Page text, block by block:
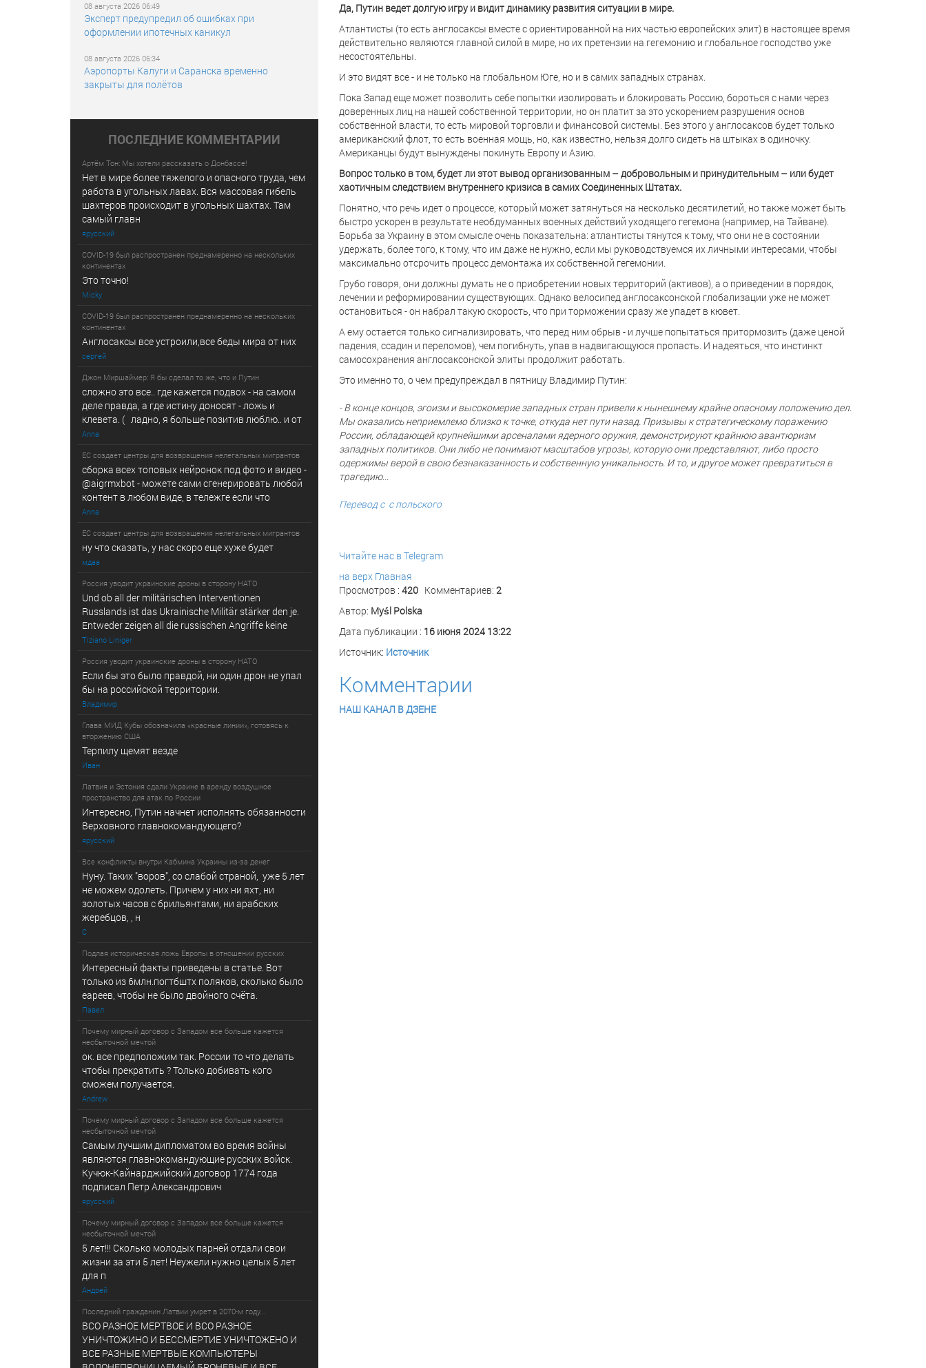
08 августа 2026 06:49
Эксперт предупредил об ошибках при
оформлении ипотечных каникул
08 августа 2026 06:34
Аэропорты Калуги и Саранска временно
закрыты для полётов
ПОСЛЕДНИE КОММЕНТАРИИ
Артём Тон: Мы хотели рассказать о Донбассе!
Нет в мире более тяжелого и опасного труда, чем
работа в угольных лавах. Вся массовая гибель
шахтеров происходит в угольных шахтах. Там
самый главн
ярусский
COVID-19 был распространен преднамеренно на нескольких
континентах
Это точно!
Micky
COVID-19 был распространен преднамеренно на нескольких
континентах
Англосаксы все устроили,все беды мира от них
сергей
Джон Миршаймер: Я бы сделал то же, что и Путин
сложно это все.. где кажется подвох - на самом
деле правда, а где истину доносят - ложь и
клевета. ( ладно, я больше позитив люблю.. и от
Anna
ЕС создает центры для возвращения нелегальных мигрантов
сборка всех топовых нейронок под фото и видео -
@­a­i­­gr­mx­b­­o­t - можете сами сгенерировать любой
контент в любом виде, в т­ележг­е е­сл­и ч­то
Anna
ЕС создает центры для возвращения нелегальных мигрантов
ну что сказать, у нас скоро еще хуже будет
мдаа
Россия уводит украинские дроны в сторону НАТО
Und ob all der militärischen Interventionen
Russlands ist das Ukrainische Militär stärker den je.
Entweder zeigen all die russischen Angriffe keine
Tiziano Liniger
Россия уводит украинские дроны в сторону НАТО
Если бы это было правдой, ни один дрон не упал
бы на российской территории.
Владимир
Глава МИД Кубы обозначила «красные линии», готовясь к
вторжению США
Терпилу щемят везде
Иван
Латвия и Эстония сдали Украине в аренду воздушное
пространство для атак по России
Интересно, Путин начнет исполнять обязанности
Верховного главнокомандующего?
ярусский
Все конфликты внутри Кабмина Украины из-за денег
Нуну. Таких "воров", со слабой страной, уже 5 лет
не можем одолеть. Причем у них ни яхт, ни
золотых часов с брильянтами, ни арабских
жеребцов, , н
С
Подлая историческая ложь Европы в отношении русских
Интересный факты приведены в статье. Вот
только из 6млн.погтбштх поляков, сколько было
еареев, чтобы не было двойного счёта.
Павел
Почему мирный договор с Западом все больше кажется
несбыточной мечтой
ок. все предположим так. России то что делать
чтобы прекратить ? Только добивать кого
сможем получается.
Andrew
Почему мирный договор с Западом все больше кажется
несбыточной мечтой
Самым лучшим дипломатом во время войны
являются главнокомандующие русских войск.
Кучюк-Кайнарджийский договор 1774 года
подписал Петр Александрович
ярусский
Почему мирный договор с Западом все больше кажется
несбыточной мечтой
5 лет!!! Сколько молодых парней отдали свои
жизни за эти 5 лет! Неужели нужно целых 5 лет
для п
Андрей
Последний гражданин Латвии умрет в 2070-м году...
ВСО РАЗНОЕ МЕРТВОЕ И ВСО РАЗНОЕ
УНИЧТОЖИНО И БЕССМЕРТИЕ УНИЧТОЖЕНО И
ВСЕ РАЗНЫЕ МЕРТВЫЕ КОМПЬЮТЕРЫ
Да, Путин ведет долгую игру и видит динамику развития ситуации в мире.
Атлантисты (то есть англосаксы вместе с ориентированной на них частью европейских элит) в настоящее время
действительно являются главной силой в мире, но их претензии на гегемонию и глобальное господство уже
несостоятельны.
И это видят все - и не только на глобальном Юге, но и в самих западных странах.
Пока Запад еще может позволить себе попытки изолировать и блокировать Россию, бороться с нами через
доверенных лиц на нашей собственной территории, но он платит за это ускорением разрушения основ
собственной власти, то есть мировой торговли и финансовой системы. Без этого у англосаксов будет только
американский флот, то есть военная мощь, но, как известно, нельзя долго сидеть на штыках в одиночку.
Американцы будут вынуждены покинуть Европу и Азию.
Вопрос только в том, будет ли этот вывод организованным – добровольным и принудительным – или будет
хаотичным следствием внутреннего кризиса в самих Соединенных Штатах.
Понятно, что речь идет о процессе, который может затянуться на несколько десятилетий, но также может быть
быстро ускорен в результате необдуманных военных действий уходящего гегемона (например, на Тайване).
Борьба за Украину в этом смысле очень показательна: атлантисты тянутся к тому, что они не в состоянии
удержать, более того, к тому, что им даже не нужно, если мы руководствуемся их личными интересами, чтобы
максимально отсрочить процесс демонтажа их собственной гегемонии.
Грубо говоря, они должны думать не о приобретении новых территорий (активов), а о приведении в порядок,
лечении и реформировании существующих. Однако велосипед англосаксонской глобализации уже не может
остановиться - он набрал такую скорость, что при торможении сразу же упадет в кювет.
А ему остается только сигнализировать, что перед ним обрыв - и лучше попытаться притормозить (даже ценой
падения, ссадин и переломов), чем погибнуть, упав в надвигающуюся пропасть. И надеяться, что инстинкт
самосохранения англосаксонской элиты продолжит работать.
Это именно то, о чем предупреждал в пятницу Владимир Путин:
- В конце концов, эгоизм и высокомерие западных стран привели к нынешнему крайне опасному положению дел.
Мы оказались неприемлемо близко к точке, откуда нет пути назад. Призывы к стратегическому поражению
России, обладающей крупнейшими арсеналами ядерного оружия, демонстрируют крайнюю авантюризм
западных политиков. Они либо не понимают масштабов угрозы, которую они представляют, либо просто
одержимы верой в свою безнаказанность и собственную уникальность. И то, и другое может превратиться в
трагедию...
Перевод с с польского
Читайте нас в Telegram
на верх Главная
Просмотров : 420 Комментариев: 2
Автор: Myśl Polska
Дата публикации : 16 июня 2024 13:22
Источник: Источник
Комментарии
НАШ КАНАЛ В ДЗЕНЕ